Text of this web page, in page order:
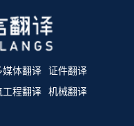
媒体翻译 证件翻译
工程翻译 机械翻译